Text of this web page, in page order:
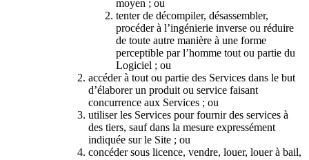
moyen ; ou
tenter de décompiler, désassembler,
procéder à l’ingénierie inverse ou réduire
de toute autre manière à une forme
perceptible par l’homme tout ou partie du
Logiciel ; ou
accéder à tout ou partie des Services dans le but
d’élaborer un produit ou service faisant
concurrence aux Services ; ou
utiliser les Services pour fournir des services à
des tiers, sauf dans la mesure expressément
indiquée sur le Site ; ou
concéder sous licence, vendre, louer, louer à bail,